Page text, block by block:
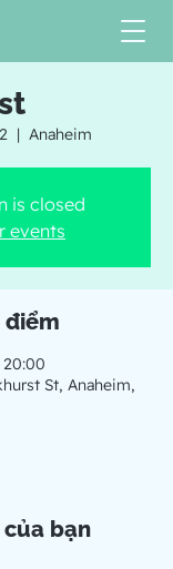
  |
Anaheim
is closed
events
điểm
20:00
St, Anaheim,
của bạn